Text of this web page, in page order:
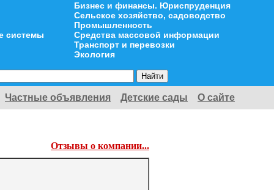
системы
Бизнес и финансы. Юриспруденция
Сельское хозяйство, садоводство
Промышленность
Средства массовой информации
Транспорт и перевозки
Экология
Частные объявления Детские сады О сайте
Отзывы о компании...